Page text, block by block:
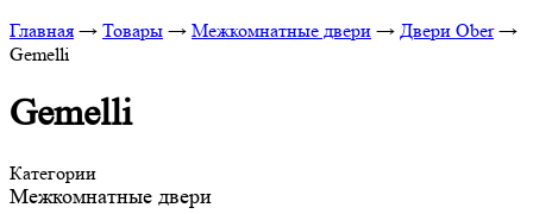
Главная → Товары → Межкомнатные двери → Двери Ober→
Gemelli
Gemelli
Категории
Межкомнатные двери